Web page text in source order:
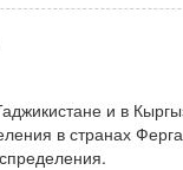
и в
в странах